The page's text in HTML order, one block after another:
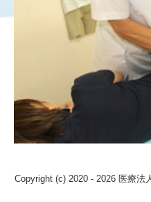
Copyright (c) 2020 - 2026 医療法